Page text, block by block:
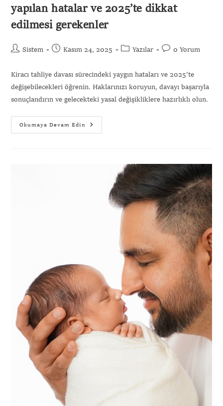
yapılan hatalar ve 2025’te dikkat
edilmesi gerekenler
Sistem Kasım 24, 2025 Yazılar 0 Yorum
Kiracı tahliye davası sürecindeki yaygın hataları ve 2025'te
değişebilecekleri öğrenin. Haklarınızı koruyun, davayı başarıyla
sonuçlandırın ve gelecekteki yasal değişikliklere hazırlıklı olun.
Okumaya Devam Edin